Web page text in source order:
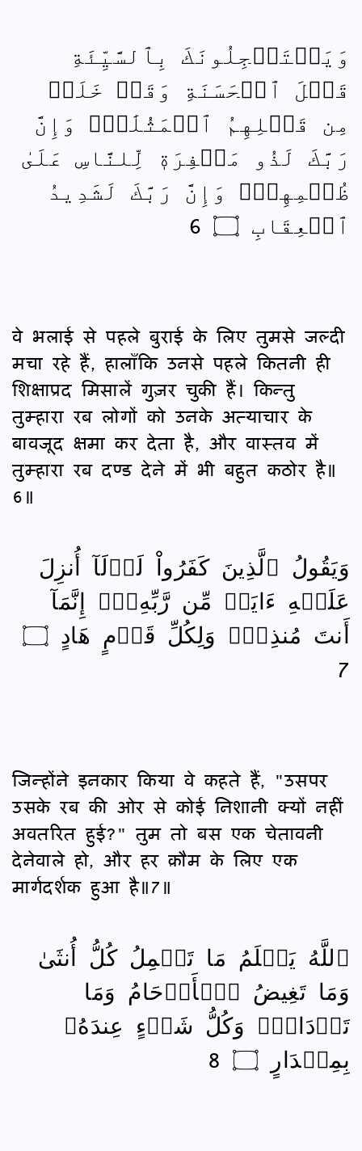
وَيَسۡتَعۡجِلُونَكَ بِٱلسَّيِّئَةِ
قَبۡلَ ٱلۡحَسَنَةِ وَقَدۡ خَلَتۡ
مِن قَبۡلِهِمُ ٱلۡمَثُلَٰتُۗ وَإِنَّ
رَبَّكَ لَذُو مَغۡفِرَةٖ لِّلنَّاسِ عَلَىٰ
ظُلۡمِهِمۡۖ وَإِنَّ رَبَّكَ لَشَدِيدُ
ٱلۡعِقَابِ ۝ 6
वे भलाई से पहले बुराई के लिए तुमसे जल्दी
मचा रहे हैं, हालाँकि उनसे पहले कितनी ही
शिक्षाप्रद मिसालें गुज़र चुकी हैं। किन्तु
तुम्हारा रब लोगों को उनके अत्याचार के
बावजूद क्षमा कर देता है, और वास्तव में
तुम्हारा रब दण्ड देने में भी बहुत कठोर है॥
6॥
وَيَقُولُ ٱلَّذِينَ كَفَرُواْ لَوۡلَآ أُنزِلَ
عَلَيۡهِ ءَايَةٞ مِّن رَّبِّهِۦٓۗ إِنَّمَآ
أَنتَ مُنذِرٞۖ وَلِكُلِّ قَوۡمٍ هَادٍ ۝
7
जिन्होंने इनकार किया वे कहते हैं, "उसपर
उसके रब की ओर से कोई निशानी क्यों नहीं
अवतरित हुई?" तुम तो बस एक चेतावनी
देनेवाले हो, और हर क़ौम के लिए एक
मार्गदर्शक हुआ है॥7॥
ٱللَّهُ يَعۡلَمُ مَا تَحۡمِلُ كُلُّ أُنثَىٰ
وَمَا تَغِيضُ ٱلۡأَرۡحَامُ وَمَا
تَزۡدَادُۚ وَكُلُّ شَيۡءٍ عِندَهُۥ
بِمِقۡدَارٍ ۝ 8